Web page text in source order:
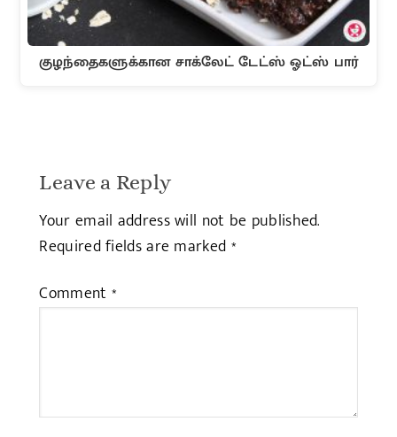
குழந்தைகளுக்கான சாக்லேட் டேட்ஸ் ஓட்ஸ் பார்
Leave a Reply
Your email address will not be published.
Required fields are marked *
Comment *